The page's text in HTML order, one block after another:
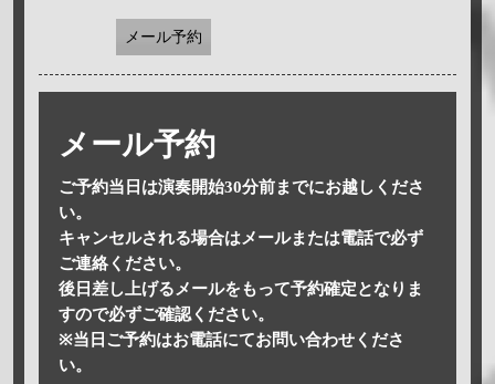
メール予約
メール予約
ご予約当日は演奏開始30分前までにお越しくださ
い。
キャンセルされる場合はメールまたは電話で必ず
ご連絡ください。
後日差し上げるメールをもって予約確定となりま
すので必ずご確認ください。
※当日ご予約はお電話にてお問い合わせくださ
い。